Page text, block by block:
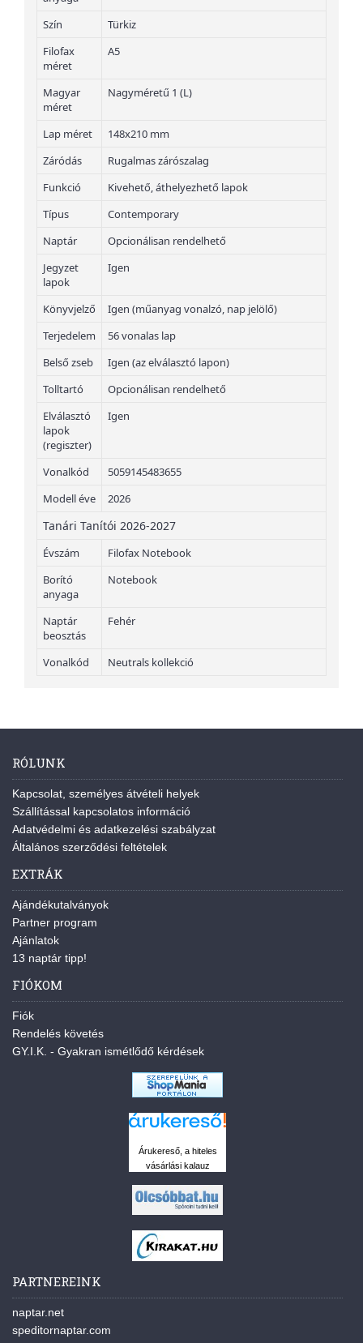
Szín
Türkiz
Filofax
méret
A5
Magyar
méret
Nagyméretű 1 (L)
Lap méret
148x210 mm
Záródás
Rugalmas zárószalag
Funkció
Kivehető, áthelyezhető lapok
Típus
Contemporary
Naptár
Opcionálisan rendelhető
Jegyzet
lapok
Igen
Könyvjelző
Igen (műanyag vonalzó, nap jelölő)
Terjedelem
56 vonalas lap
Belső zseb
Igen (az elválasztó lapon)
Tolltartó
Opcionálisan rendelhető
Elválasztó
lapok
(regiszter)
Igen
Vonalkód
5059145483655
Modell éve
2026
Tanári Tanítói 2026-2027
Évszám
Filofax Notebook
Borító
anyaga
Notebook
Naptár
beosztás
Fehér
Vonalkód Neutrals kollekció
RÓLUNK
Kapcsolat, személyes átvételi helyek
Szállítással kapcsolatos információ
Adatvédelmi és adatkezelési szabályzat
Általános szerződési feltételek
EXTRÁK
Ajándékutalványok
Partner program
Ajánlatok
13 naptár tipp!
FIÓKOM
Fiók
Rendelés követés
GY.I.K. - Gyakran ismétlődő kérdések
Árukereső, a hiteles
vásárlási kalauz
PARTNEREINK
naptar.net
speditornaptar.com